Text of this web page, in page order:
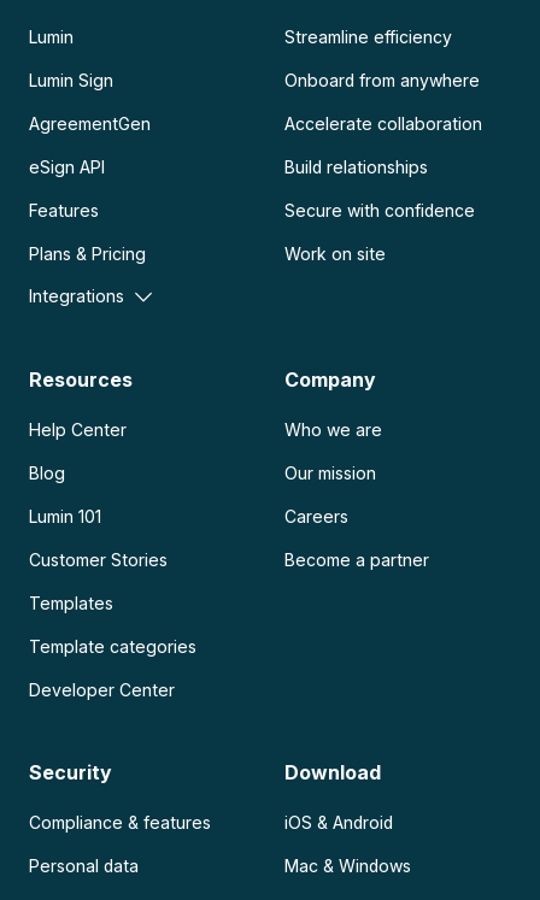
Lumin
Lumin Sign
AgreementGen
eSign API
Features
Plans & Pricing
Integrations
Streamline efficiency
Onboard from anywhere
Accelerate collaboration
Build relationships
Secure with confidence
Work on site
Resources
Help Center
Blog
Lumin 101
Customer Stories
Templates
Template categories
Developer Center
Company
Who we are
Our mission
Careers
Become a partner
Security
Compliance & features
Personal data
Download
iOS & Android
Mac & Windows